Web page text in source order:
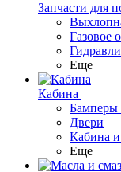
Запчасти для
Газовое
Еще
Кабина
Бамперы
Двери
Кабина
Еще